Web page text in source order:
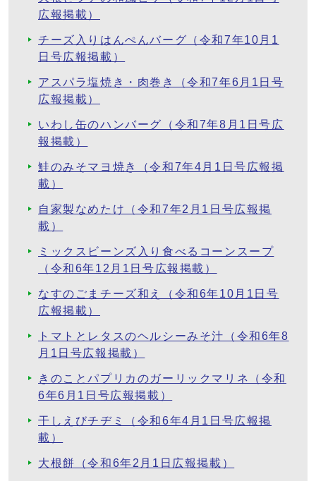
広報掲載）
チーズ入りはんぺんバーグ（令和7年10月1
日号広報掲載）
アスパラ塩焼き・肉巻き（令和7年6月1日号
広報掲載）
いわし缶のハンバーグ（令和7年8月1日号広
報掲載）
鮭のみそマヨ焼き（令和7年4月1日号広報掲
載）
自家製なめたけ（令和7年2月1日号広報掲
載）
ミックスビーンズ入り食べるコーンスープ
（令和6年12月1日号広報掲載）
なすのごまチーズ和え（令和6年10月1日号
広報掲載）
トマトとレタスのヘルシーみそ汁（令和6年8
月1日号広報掲載）
きのことパプリカのガーリックマリネ（令和
6年6月1日号広報掲載）
干しえびチヂミ（令和6年4月1日号広報掲
載）
大根餅（令和6年2月1日広報掲載）